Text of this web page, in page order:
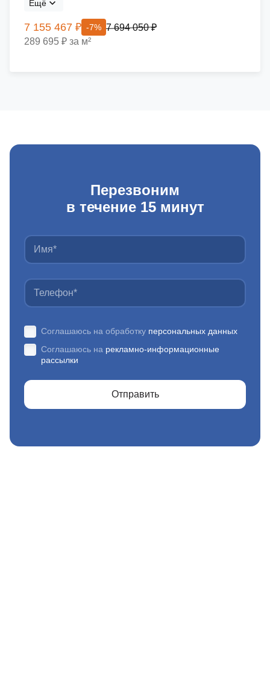
Ещё
7 155 467 ₽ -7% 7 694 050 ₽
289 695 ₽ за м²
Перезвоним
в течение 15 минут
Соглашаюсь на обработку персональных данных
Соглашаюсь на рекламно-информационные
рассылки
Отправить